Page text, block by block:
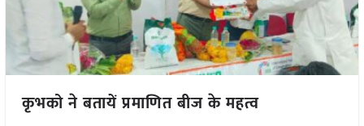
कृभको ने बतायें प्रमाणित बीज के महत्व